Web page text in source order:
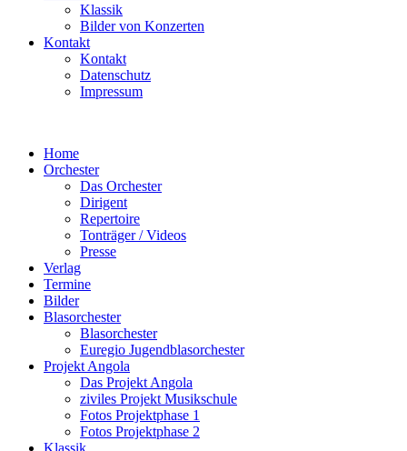
Klassik
Bilder von Konzerten
Kontakt
Kontakt
Datenschutz
Impressum
Home
Orchester
Das Orchester
Dirigent
Repertoire
Tonträger / Videos
Presse
Verlag
Termine
Bilder
Blasorchester
Blasorchester
Euregio Jugendblasorchester
Projekt Angola
Das Projekt Angola
ziviles Projekt Musikschule
Fotos Projektphase 1
Fotos Projektphase 2
Klassik